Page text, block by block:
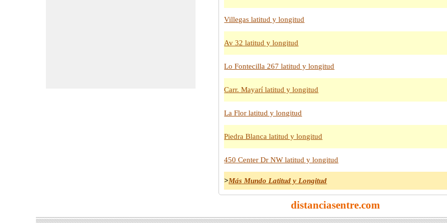
Villegas latitud y longitud
Av 32 latitud y longitud
Lo Fontecilla 267 latitud y longitud
Carr. Mayarí latitud y longitud
La Flor latitud y longitud
Piedra Blanca latitud y longitud
450 Center Dr NW latitud y longitud
>Más Mundo Latitud y Longitud
distanciasentre.com